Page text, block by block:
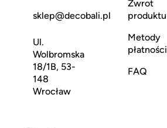
sklep@decobali.pl
Ul.
Wolbromska
18/1B, 53-
148
Wrocław
Zwrot
produktu
Metody
płatności
FAQ